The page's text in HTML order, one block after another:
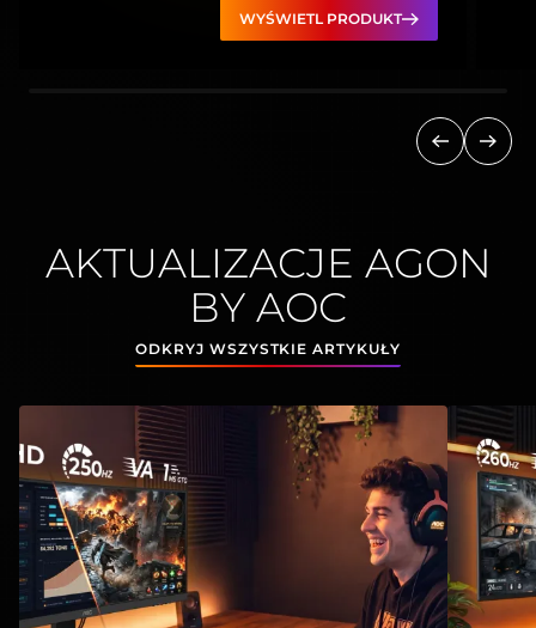
Poprzedni
WYŚWIETL PRODUKT
AKTUALIZACJE AGON
BY AOC
ODKRYJ WSZYSTKIE ARTYKUŁY
Dwa monitory 21:9 z przełącznikiem KVM i USB-
View